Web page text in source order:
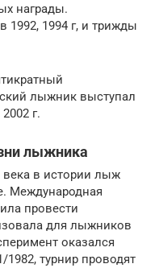
награды.
1992, 1994 г, и трижды
лыжник выступал
г.
лыжника
века в истории лыж
Международная
провести
для лыжников
оказался
турнир проводят